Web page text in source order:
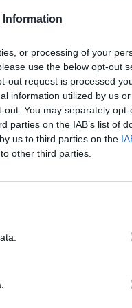
Information
or processing of your
use the below opt-out
out request is processed
information utilized by us
You may separately
parties on the IAB’s list of
us to third parties on the
other third parties.
πέους τα οποία
μόριο
περίεργες
της